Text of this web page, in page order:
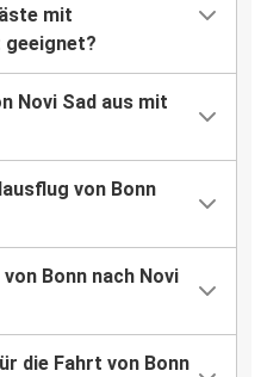
mit
Novi Sad aus mit
von Bonn
Bonn nach Novi
die Fahrt von Bonn